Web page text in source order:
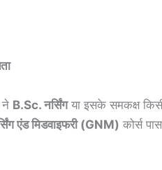
ने B.Sc. नर्सिंगया इसके समकक्ष किसी
एंड मिडवाइफरी (GNM) कोर्स